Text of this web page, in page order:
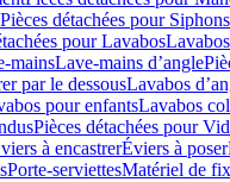
Pièces détachées pour
pour Lavabos
mainsLave-mains d’angle
par le dessousLavabos
pour enfantsLavabos
Pièces détachées pour
à encastrerÉviers à poser
Porte-serviettesMatériel de